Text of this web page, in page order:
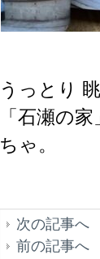
うっとり
「石瀬の
ちゃ。
次の記事へ
前の記事へ